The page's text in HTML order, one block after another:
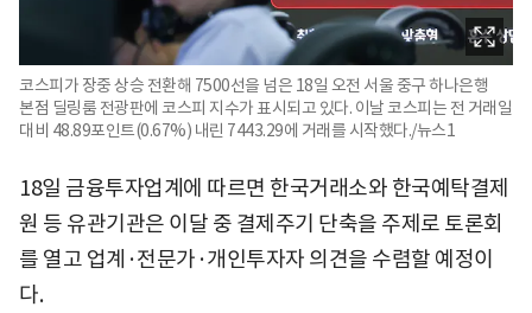
코스피가 장중 상승 전환해 7500선을 넘은 18일 오전 서울 중구 하나은행
본점 딜링룸 전광판에 코스피 지수가 표시되고 있다. 이날 코스피는 전 거래일
대비 48.89포인트(0.67%) 내린 7443.29에 거래를 시작했다./뉴스1
18일 금융투자업계에 따르면 한국거래소와 한국예탁결제
원 등 유관기관은 이달 중 결제주기 단축을 주제로 토론회
를 열고 업계·전문가·개인투자자 의견을 수렴할 예정이
다.